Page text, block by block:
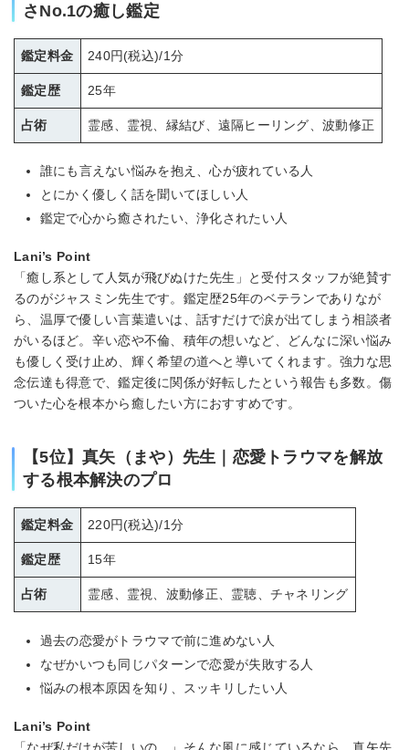
さNo.1の癒し鑑定
鑑定料金 240円(税込)/1分
鑑定歴 25年
占術 霊感、霊視、縁結び、遠隔ヒーリング、波動修正
誰にも言えない悩みを抱え、心が疲れている人
とにかく優しく話を聞いてほしい人
鑑定で心から癒されたい、浄化されたい人
Lani’s Point
「癒し系として人気が飛びぬけた先生」と受付スタッフが絶賛す
るのがジャスミン先生です。鑑定歴25年のベテランでありなが
ら、温厚で優しい言葉遣いは、話すだけで涙が出てしまう相談者
がいるほど。辛い恋や不倫、積年の想いなど、どんなに深い悩み
も優しく受け止め、輝く希望の道へと導いてくれます。強力な思
念伝達も得意で、鑑定後に関係が好転したという報告も多数。傷
ついた心を根本から癒したい方におすすめです。
【5位】真矢（まや）先生｜恋愛トラウマを解放
する根本解決のプロ
鑑定料金 220円(税込)/1分
鑑定歴 15年
占術 霊感、霊視、波動修正、霊聴、チャネリング
過去の恋愛がトラウマで前に進めない人
なぜかいつも同じパターンで恋愛が失敗する人
悩みの根本原因を知り、スッキリしたい人
Lani’s Point